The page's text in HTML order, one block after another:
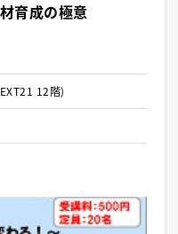
育成の極意
12階)